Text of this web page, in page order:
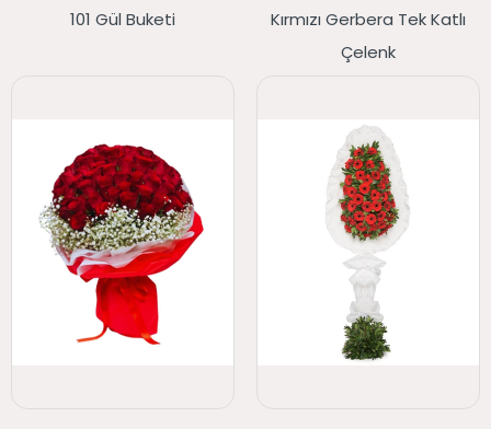
101 Gül Buketi
Kırmızı Gerbera Tek Katlı
Çelenk